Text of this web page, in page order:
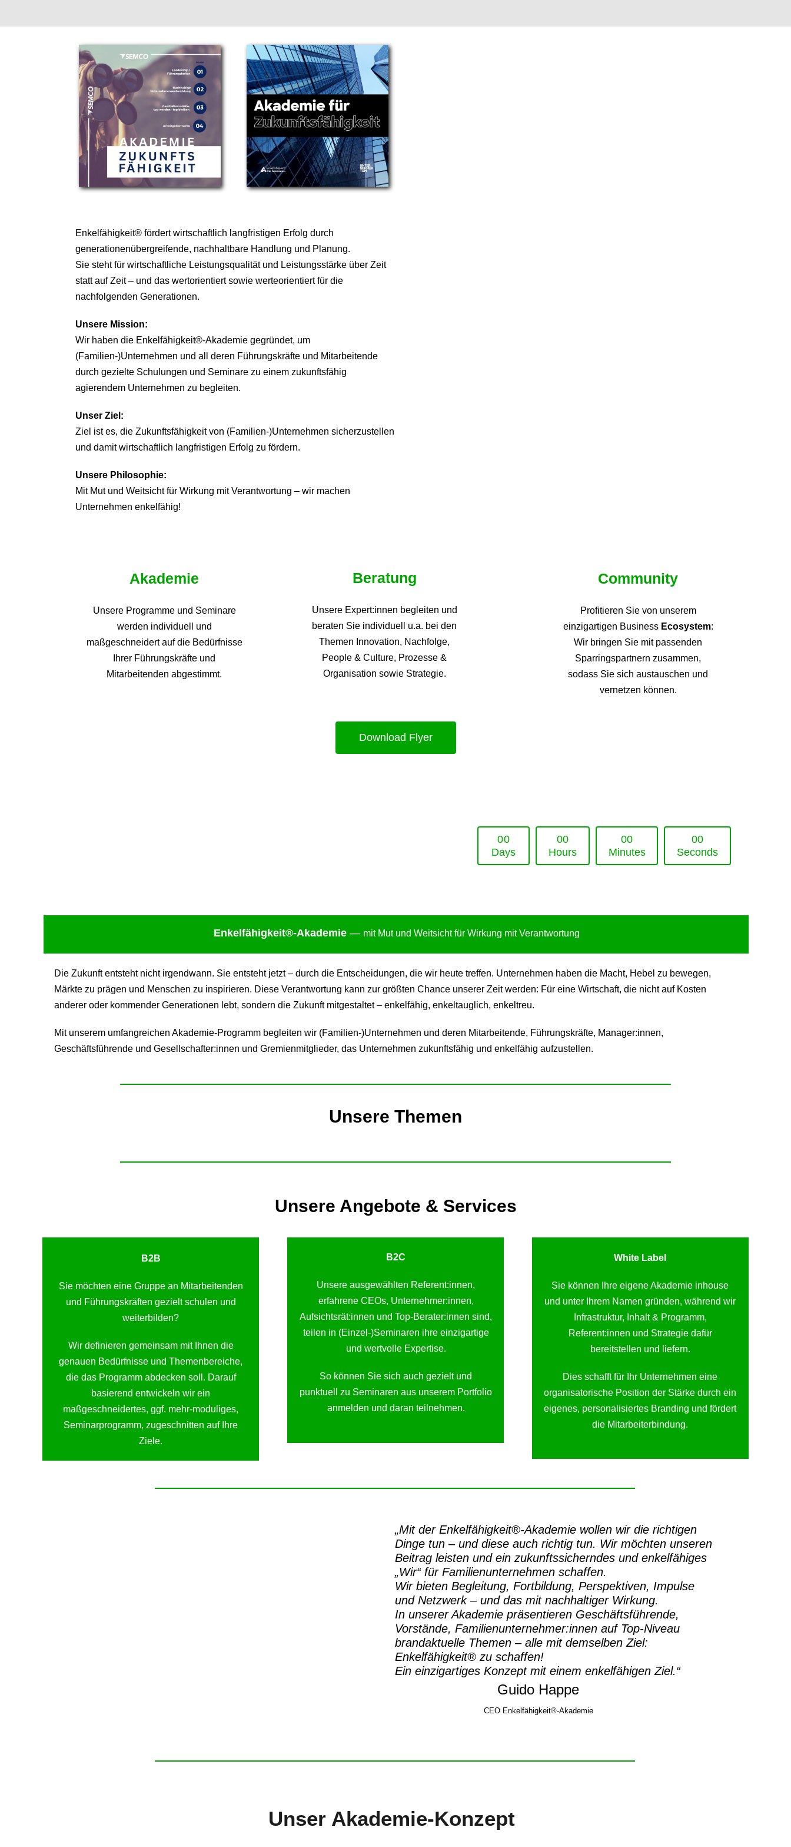
Enkelfähigkeit® fördert wirtschaftlich langfristigen Erfolg durch
generationenübergreifende, nachhaltbare Handlung und Planung.
Sie steht für wirtschaftliche Leistungsqualität und Leistungsstärke über Zeit
statt auf Zeit – und das wertorientiert sowie werteorientiert für die
nachfolgenden Generationen.
Unsere Mission:
Wir haben die Enkelfähigkeit®-Akademie gegründet, um
(Familien-)Unternehmen und all deren Führungskräfte und Mitarbeitende
durch gezielte Schulungen und Seminare zu einem zukunftsfähig
agierendem Unternehmen zu begleiten.
Unser Ziel:
Ziel ist es, die Zukunftsfähigkeit von (Familien-)Unternehmen sicherzustellen
und damit wirtschaftlich langfristigen Erfolg zu fördern.
Unsere Philosophie:
Mit Mut und Weitsicht für Wirkung mit Verantwortung – wir machen
Unternehmen enkelfähig!
Akademie
Unsere Programme und Seminare
werden individuell und
maßgeschneidert auf die Bedürfnisse
Ihrer Führungskräfte und
Mitarbeitenden abgestimmt.
Beratung
Unsere Expert:innen begleiten und
beraten Sie individuell u.a. bei den
Themen Innovation, Nachfolge,
People & Culture, Prozesse &
Organisation sowie Strategie.
Community
Profitieren Sie von unserem
einzigartigen Business Ecosystem:
Wir bringen Sie mit passenden
Sparringspartnern zusammen,
sodass Sie sich austauschen und
vernetzen können.
Download Flyer
00
Days
00
Hours
00
Minutes
00
Seconds
Enkelfähigkeit®-Akademie — mit Mut und Weitsicht für Wirkung mit Verantwortung
Die Zukunft entsteht nicht irgendwann. Sie entsteht jetzt – durch die Entscheidungen, die wir heute treffen. Unternehmen haben die Macht, Hebel zu bewegen,
Märkte zu prägen und Menschen zu inspirieren. Diese Verantwortung kann zur größten Chance unserer Zeit werden: Für eine Wirtschaft, die nicht auf Kosten
anderer oder kommender Generationen lebt, sondern die Zukunft mitgestaltet – enkelfähig, enkeltauglich, enkeltreu.
Mit unserem umfangreichen Akademie-Programm begleiten wir (Familien-)Unternehmen und deren Mitarbeitende, Führungskräfte, Manager:innen,
Geschäftsführende und Gesellschafter:innen und Gremienmitglieder, das Unternehmen zukunftsfähig und enkelfähig aufzustellen.
Unsere Themen
Unsere Angebote & Services
B2B
Sie möchten eine Gruppe an Mitarbeitenden
und Führungskräften gezielt schulen und
weiterbilden?
Wir definieren gemeinsam mit Ihnen die
genauen Bedürfnisse und Themenbereiche,
die das Programm abdecken soll. Darauf
basierend entwickeln wir ein
maßgeschneidertes, ggf. mehr-moduliges,
Seminarprogramm, zugeschnitten auf Ihre
Ziele.
B2C
Unsere ausgewählten Referent:innen,
erfahrene CEOs, Unternehmer:innen,
Aufsichtsrät:innen und Top-Berater:innen sind,
teilen in (Einzel-)Seminaren ihre einzigartige
und wertvolle Expertise.
So können Sie sich auch gezielt und
punktuell zu Seminaren aus unserem Portfolio
anmelden und daran teilnehmen.
White Label
Sie können Ihre eigene Akademie inhouse
und unter Ihrem Namen gründen, während wir
Infrastruktur, Inhalt & Programm,
Referent:innen und Strategie dafür
bereitstellen und liefern.
Dies schafft für Ihr Unternehmen eine
organisatorische Position der Stärke durch ein
eigenes, personalisiertes Branding und fördert
die Mitarbeiterbindung.
„Mit der Enkelfähigkeit®-Akademie wollen wir die richtigen
Dinge tun – und diese auch richtig tun. Wir möchten unseren
Beitrag leisten und ein zukunftssicherndes und enkelfähiges
„Wir“ für Familienunternehmen schaffen.
Wir bieten Begleitung, Fortbildung, Perspektiven, Impulse
und Netzwerk – und das mit nachhaltiger Wirkung.
In unserer Akademie präsentieren Geschäftsführende,
Vorstände, Familienunternehmer:innen auf Top-Niveau
brandaktuelle Themen – alle mit demselben Ziel:
Enkelfähigkeit® zu schaffen!
Ein einzigartiges Konzept mit einem enkelfähigen Ziel.“
Guido Happe
CEO Enkelfähigkeit®-Akademie
Unser Akademie-Konzept